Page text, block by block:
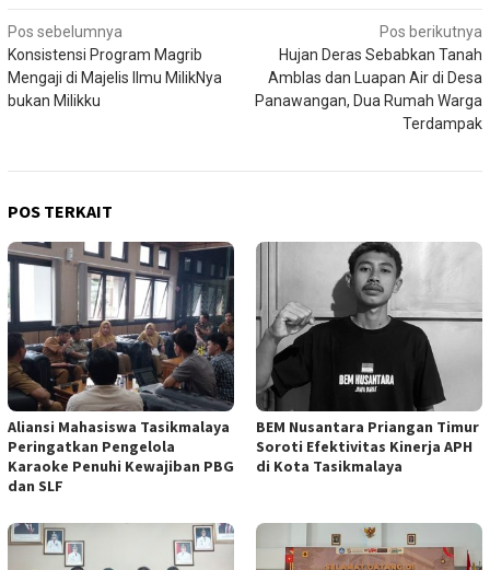
Navigasi
pos
Pos sebelumnya
Konsistensi Program Magrib
Mengaji di Majelis Ilmu MilikNya
bukan Milikku
Pos berikutnya
Hujan Deras Sebabkan Tanah
Amblas dan Luapan Air di Desa
Panawangan, Dua Rumah Warga
Terdampak
POS TERKAIT
Aliansi Mahasiswa Tasikmalaya
Peringatkan Pengelola
Karaoke Penuhi Kewajiban PBG
dan SLF
BEM Nusantara Priangan Timur
Soroti Efektivitas Kinerja APH
di Kota Tasikmalaya